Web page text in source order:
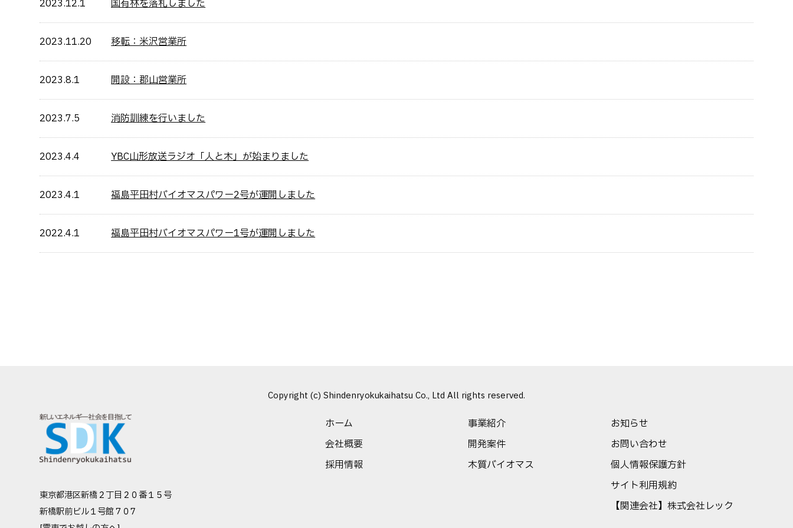
2023.12.1 国有林を落札しました
2023.11.20 移転：米沢営業所
2023.8.1 開設：郡山営業所
2023.7.5 消防訓練を行いました
2023.4.4 YBC山形放送ラジオ「人と木」が始まりました
2023.4.1 福島平田村バイオマスパワー2号が運開しました
2022.4.1 福島平田村バイオマスパワー1号が運開しました
Copyright (c) Shindenryokukaihatsu Co., Ltd All rights reserved.
東京都港区新橋２丁目２０番１５号
新橋駅前ビル１号館７０7
ホーム
会社概要
採用情報
事業紹介
開発案件
木質バイオマス
お知らせ
お問い合わせ
個人情報保護方針
サイト利用規約
【関連会社】株式会社レック